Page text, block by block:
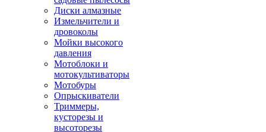
Диски алмазные
Измельчители и
дровоколы
Мойки высокого
давления
Мотоблоки и
мотокультиваторы
Мотобуры
Опрыскиватели
Триммеры,
кусторезы и
высоторезы